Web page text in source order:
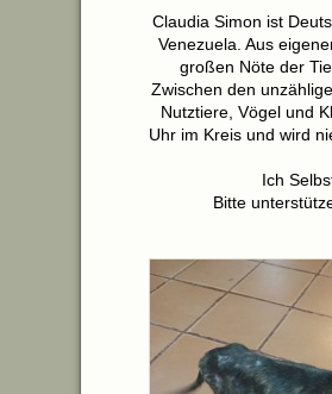
Claudia Simon ist
Venezuela. Aus
großen Nöte der
Zwischen den
Nutztiere, Vögel und
Uhr im Kreis und wird
Ich
Bitte